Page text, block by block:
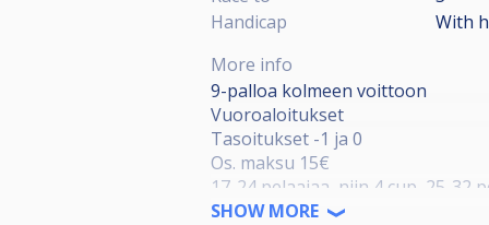
Handicap
With
More info
9-palloa kolmeen voittoon
Vuoroaloitukset
Tasoitukset -1 ja 0
Os. maksu 15€
17-24 pelaajaa, niin 4 cup, 25-32
SHOW MORE